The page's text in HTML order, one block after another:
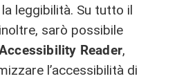
leggibilità. Su tutto il
sarò possibile
Reader,
l’accessibilità di